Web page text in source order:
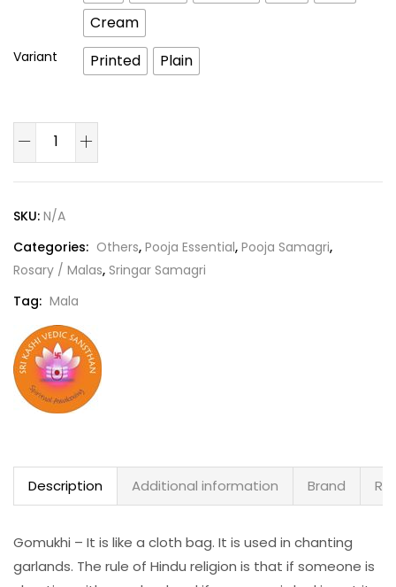
Cream
Variant Printed Plain
SKU: N/A
Categories: Others, Pooja Essential, Pooja Samagri,
Rosary / Malas, Sringar Samagri
Tag: Mala
Description Additional information Brand
Gomukhi – It is like a cloth bag. It is used in chanting
garlands. The rule of Hindu religion is that if someone is